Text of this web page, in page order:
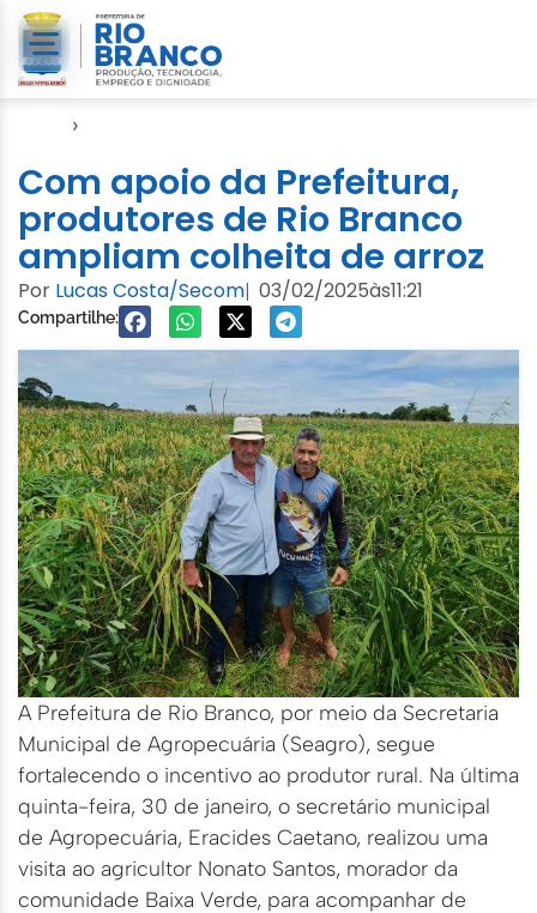
›
Com apoio da Prefeitura,
produtores de Rio Branco
ampliam colheita de arroz
Por Lucas Costa/Secom| 03/02/2025às11:21
Compartilhe:
A Prefeitura de Rio Branco, por meio da Secretaria
Municipal de Agropecuária (Seagro), segue
fortalecendo o incentivo ao produtor rural. Na última
quinta-feira, 30 de janeiro, o secretário municipal
de Agropecuária, Eracides Caetano, realizou uma
visita ao agricultor Nonato Santos, morador da
comunidade Baixa Verde, para acompanhar de